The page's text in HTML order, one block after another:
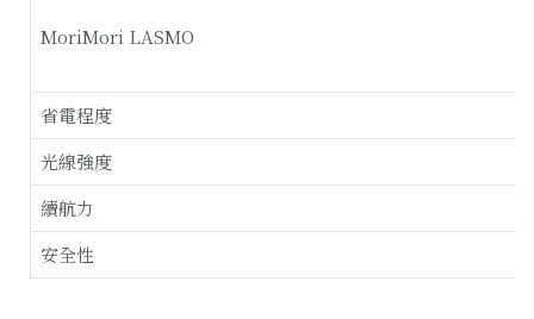
MoriMori LASMO
省電程度
光線強度
續航力
安全性